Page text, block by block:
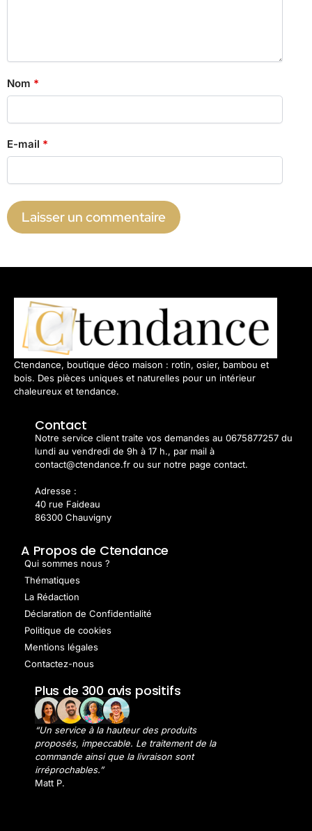
Nom *
E-mail *
Ctendance, boutique déco maison : rotin, osier, bambou et
bois. Des pièces uniques et naturelles pour un intérieur
chaleureux et tendance.
Contact
Notre service client traite vos demandes au 0675877257 du
lundi au vendredi de 9h à 17 h., par mail à
contact@ctendance.fr ou sur notre page contact.
Adresse :
40 rue Faideau
86300 Chauvigny
A Propos de Ctendance
Qui sommes nous ?
Thématiques
La Rédaction
Déclaration de Confidentialité
Politique de cookies
Mentions légales
Contactez-nous
Plus de 300 avis positifs
“Un service à la hauteur des produits
proposés, impeccable. Le traitement de la
commande ainsi que la livraison sont
irréprochables.”
Matt P.